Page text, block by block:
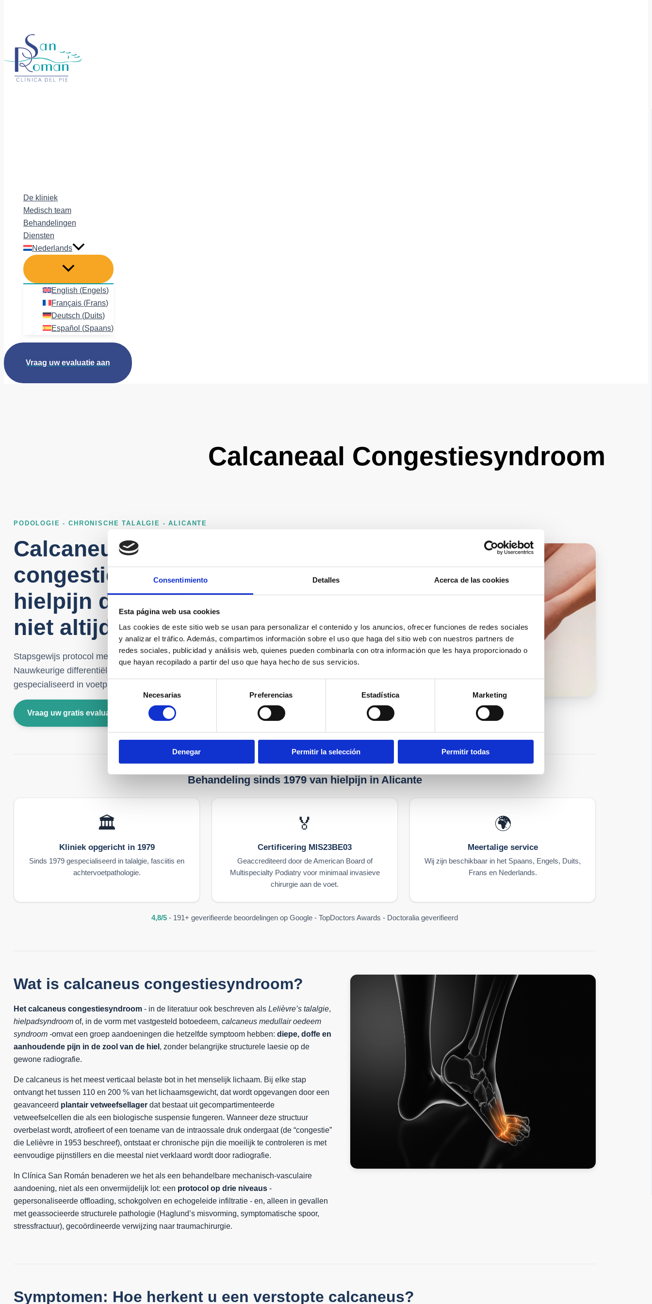
Consentimiento Detalles Acerca de las cookies
Esta página web usa cookies
Las cookies de este sitio web se usan para personalizar el contenido y los anuncios, ofrecer funciones de redes sociales
y analizar el tráfico. Además, compartimos información sobre el uso que haga del sitio web con nuestros partners de
redes sociales, publicidad y análisis web, quienes pueden combinarla con otra información que les haya proporcionado o
que hayan recopilado a partir del uso que haya hecho de sus servicios.
Selección
consentimiento
Necesarias Preferencias Estadística Marketing
Denegar Permitir la selección Permitir todas
De kliniek
Medisch team
Behandelingen
Diensten
Nederlands
English (Engels)
Français (Frans)
Deutsch (Duits)
Español (Spaans)
Vraag uw evaluatie aan
Calcaneaal Congestiesyndroom
PODOLOGIE - CHRONISCHE TALALGIE - ALICANTE
Calcaneus
congestiesyndroom: de
hielpijn die röntgenfoto’s
niet altijd verklaren
Stapsgewijs protocol met schok, schokgolf en echogeleide infiltratie.
Nauwkeurige differentiële diagnose van chronische hielpijn. Sinds 1979
gespecialiseerd in voetpathologie.
Vraag uw gratis evaluatie aan Bel ons: +34 965 921 156
Behandeling sinds 1979 van hielpijn in Alicante
🏛️
Kliniek opgericht in 1979
Sinds 1979 gespecialiseerd in talalgie, fasciitis en
achtervoetpathologie.
🏅
Certificering MIS23BE03
Geaccrediteerd door de American Board of
Multispecialty Podiatry voor minimaal invasieve
chirurgie aan de voet.
🌍
Meertalige service
Wij zijn beschikbaar in het Spaans, Engels, Duits,
Frans en Nederlands.
4,8/5 - 191+ geverifieerde beoordelingen op Google - TopDoctors Awards - Doctoralia geverifieerd
Wat is calcaneus congestiesyndroom?
Het calcaneus congestiesyndroom - in de literatuur ook beschreven als Lelièvre’s talalgie,
hielpadsyndroom of, in de vorm met vastgesteld botoedeem, calcaneus medullair oedeem
syndroom -omvat een groep aandoeningen die hetzelfde symptoom hebben: diepe, doffe en
aanhoudende pijn in de zool van de hiel , zonder belangrijke structurele laesie op de
gewone radiografie.
De calcaneus is het meest verticaal belaste bot in het menselijk lichaam. Bij elke stap
ontvangt het tussen 110 en 200 % van het lichaamsgewicht, dat wordt opgevangen door een
geavanceerd plantair vetweefsellager dat bestaat uit gecompartimenteerde
vetweefselcellen die als een biologische suspensie fungeren. Wanneer deze structuur
overbelast wordt, atrofieert of een toename van de intraossale druk ondergaat (de “congestie”
die Lelièvre in 1953 beschreef), ontstaat er chronische pijn die moeilijk te controleren is met
eenvoudige pijnstillers en die meestal niet verklaard wordt door radiografie.
In Clínica San Román benaderen we het als een behandelbare mechanisch-vasculaire
aandoening, niet als een onvermijdelijk lot: een protocol op drie niveaus -
gepersonaliseerde offloading, schokgolven en echogeleide infiltratie - en, alleen in gevallen
met geassocieerde structurele pathologie (Haglund’s misvorming, symptomatische spoor,
stressfractuur), gecoördineerde verwijzing naar traumachirurgie.
Symptomen: Hoe herkent u een verstopte calcaneus?